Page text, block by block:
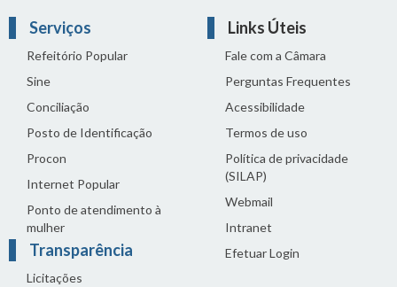
Serviços
Refeitório Popular
Sine
Conciliação
Posto de Identificação
Procon
Internet Popular
Ponto de atendimento à
mulher
Transparência
Licitações
Links Úteis
Fale com a Câmara
Perguntas Frequentes
Acessibilidade
Termos de uso
Política de privacidade
(SILAP)
Webmail
Intranet
Efetuar Login